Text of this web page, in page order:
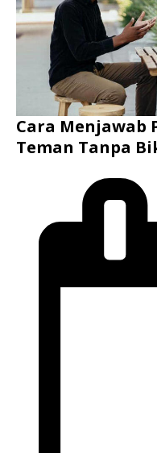
Cara Menjawab
Teman Tanpa